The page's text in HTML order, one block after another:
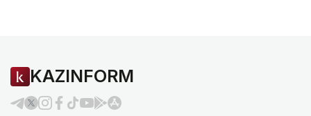
KAZINFORM